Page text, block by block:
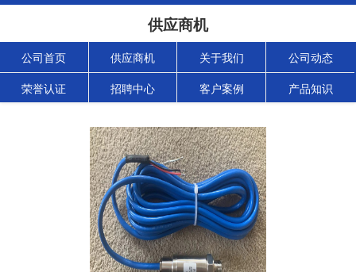
供应商机
公司首页 供应商机 关于我们 公司动态
荣誉认证 招聘中心 客户案例 产品知识